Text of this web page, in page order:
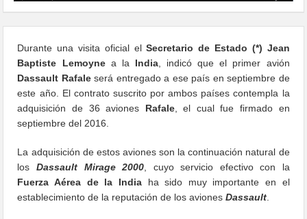
Durante una visita oficial elSecretario de Estado (*) Jean
Baptiste Lemoynea la India, indicó que el primer avión
Dassault Rafaleserá entregado a ese país en septiembre de
este año. El contrato suscrito por ambos países contempla la
adquisición de 36 aviones Rafale, el cual fue firmado en
septiembre del 2016.
La adquisición de estos aviones son la continuación natural de
los Dassault Mirage 2000 , cuyo servicio efectivo con la
Fuerza Aérea de la Indiaha sido muy importante en el
establecimiento de la reputación de los avionesDassault